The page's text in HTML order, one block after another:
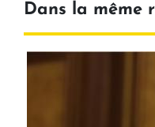
Dans la même